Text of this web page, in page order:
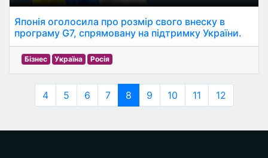
Японія оголосила про розмір свого внеску в
програму G7, спрямовану на підтримку України.
Бізнес Україна Росія
4 5 6 7 8 9 10 11 12